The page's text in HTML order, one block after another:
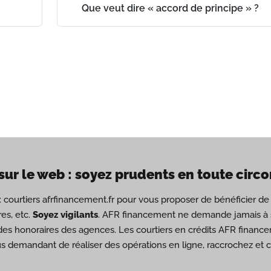
Que veut dire « accord de principe » ?
le web : soyez prudents en toute
afrfinancement.fr pour vous proposer de bénéficier
etc. Soyez vigilants. AFR financement ne demande jamais
honoraires des agences. Les courtiers en crédits AFR
demandant de réaliser des opérations en ligne, raccrochez et